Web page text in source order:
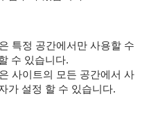
특정 공간에서만 사용할 수
수 있습니다.
사이트의 모든 공간에서 사
가 설정 할 수 있습니다.